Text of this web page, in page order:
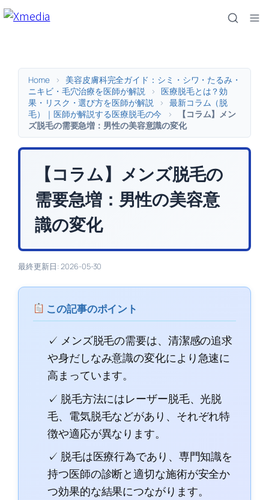
内
Home >
美容皮膚科完全ガイド：シミ・シワ・たるみ・
ニキビ・毛穴治療を医師が解説
>
医療脱毛とは？効
果・リスク・選び方を医師が解説
>
最新コラム（脱
毛）｜医師が解説する医療脱毛の今
>
【コラム】メン
ズ脱毛の需要急増：男性の美容意識の変化
【コラム】メンズ脱毛の
需要急増：男性の美容意
識の変化
最終更新日: 2026-05-30
この記事のポイント
✓ メンズ脱毛の需要は、清潔感の追求
や身だしなみ意識の変化により急速に
高まっています。
✓ 脱毛方法にはレーザー脱毛、光脱
毛、電気脱毛などがあり、それぞれ特
徴や適応が異なります。
✓ 脱毛は医療行為であり、専門知識を
持つ医師の診断と適切な施術が安全か
つ効果的な結果につながります。